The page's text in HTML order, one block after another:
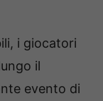
i giocatori
il
evento di